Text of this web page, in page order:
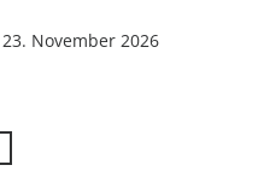
23. November 2026